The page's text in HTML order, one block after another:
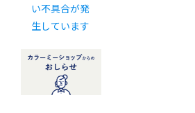
い不具合が発
生しています